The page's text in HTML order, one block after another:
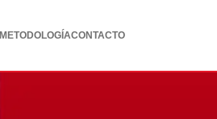
METODOLOGÍACONTACTO